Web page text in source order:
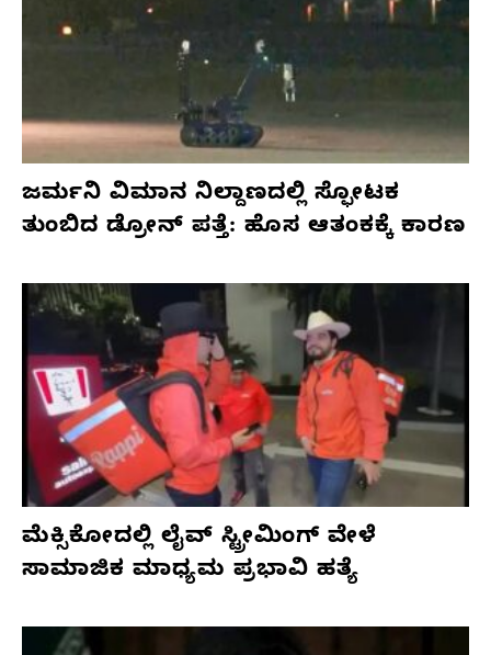
ಜರ್ಮನಿ ವಿಮಾನ ನಿಲ್ದಾಣದಲ್ಲಿ ಸ್ಫೋಟಕ
ತುಂಬಿದ ಡ್ರೋನ್ ಪತ್ತೆ: ಹೊಸ ಆತಂಕಕ್ಕೆ ಕಾರಣ
ಮೆಕ್ಸಿಕೋದಲ್ಲಿ ಲೈವ್ ಸ್ಟ್ರೀಮಿಂಗ್ ವೇಳೆ
ಸಾಮಾಜಿಕ ಮಾಧ್ಯಮ ಪ್ರಭಾವಿ ಹತ್ಯೆ